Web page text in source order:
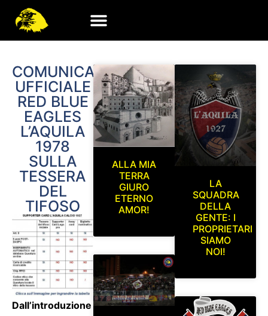
COMUNICATO
UFFICIALE
RED BLUE
EAGLES
L’AQUILA
1978
SULLA
TESSERA
DEL
TIFOSO
Dall’introduzione
ALLA MIA
TERRA
GIURO
ETERNO
AMOR!
LA
SQUADRA
DELLA
GENTE: I
PROPRIETARI
SIAMO
NOI!